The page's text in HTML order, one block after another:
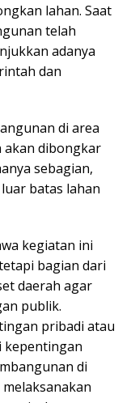
lahan. Saat
telah
adanya
dan
di area
akan dibongkar
sebagian,
batas lahan
kegiatan ini
bagian dari
daerah agar
publik.
pribadi atau
kepentingan
di